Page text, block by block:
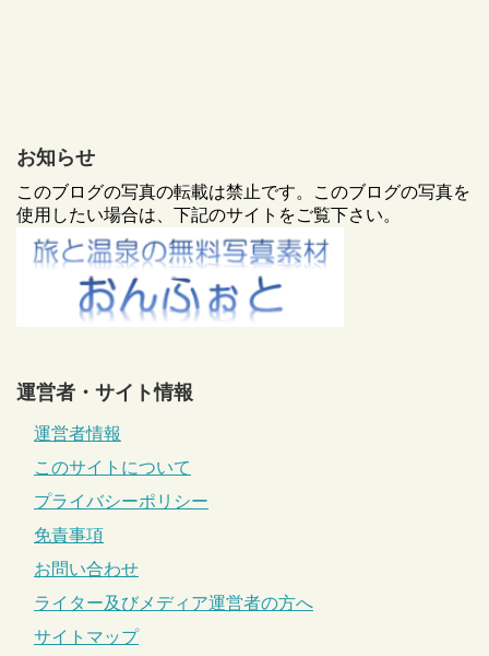
お知らせ
このブログの写真の転載は禁止です。このブログの写真を
使用したい場合は、下記のサイトをご覧下さい。
運営者・サイト情報
運営者情報
このサイトについて
プライバシーポリシー
免責事項
お問い合わせ
ライター及びメディア運営者の方へ
サイトマップ